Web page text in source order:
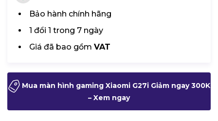
Bảo hành chính hãng
1 đổi 1 trong 7 ngày
Giá đã bao gồm VAT
Mua màn hình gaming Xiaomi G27i Giảm ngay 300K
– Xem ngay